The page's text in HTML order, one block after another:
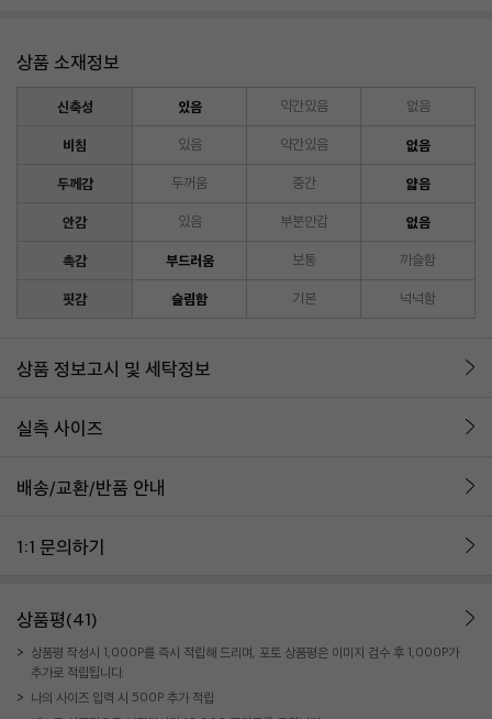
상품 소재정보
신축성 있음 약간있음 없음
비침 있음 약간있음 없음
두께감 두꺼움 중간 얇음
안감 있음 부분안감 없음
촉감 부드러움 보통 까슬함
핏감 슬림함 기본 넉넉함
상품 정보고시 및 세탁정보
실측 사이즈
배송/교환/반품 안내
1:1 문의하기
상품평(41)
상품평 작성시 1,000P를 즉시 적립해 드리며, 포토 상품평은 이미지 검수 후 1,000P가
추가로 적립됩니다.
나의 사이즈 입력 시 500P 추가 적립